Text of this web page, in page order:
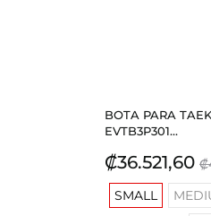
BOTA PARA
EVTB3P301...
Precio
₡36.521,60
SMALL